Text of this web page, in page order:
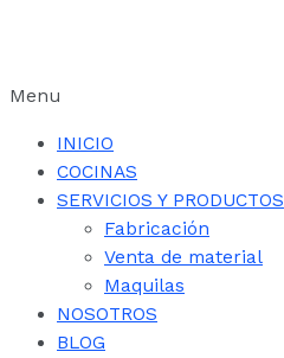
Menu
INICIO
COCINAS
SERVICIOS Y PRODUCTOS
Fabricación
Venta de material
Maquilas
NOSOTROS
BLOG